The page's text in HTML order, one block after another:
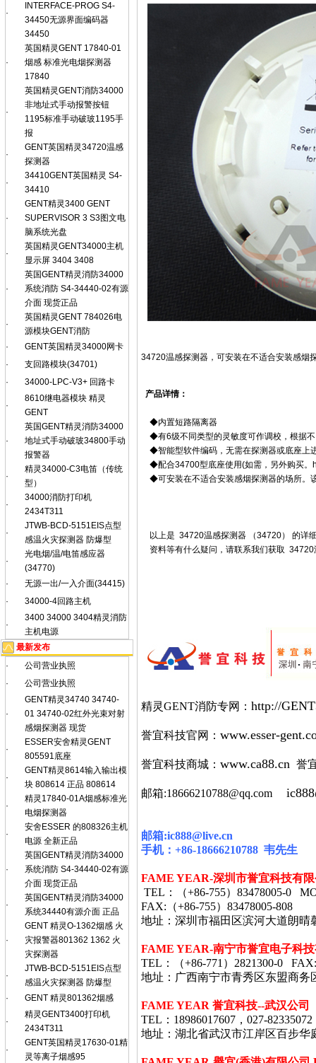
·
INTERFACE-PROG S4-
34450无源界面编码器
34450
·
英国精灵GENT 17840-01
烟感 标准光电烟探测器
17840
·
英国精灵GENT消防34000
非地址式手动报警按钮
1195标准手动破玻1195手
报
·
GENT英国精灵34720温感
探测器
·
34410GENT英国精灵 S4-
34410
·
GENT精灵3400 GENT
SUPERVISOR 3 S3图文电
脑系统光盘
·
英国精灵GENT34000主机
显示屏 3404 3408
·
英国GENT精灵消防34000
系统消防 S4-34440-02有源
介面 现货正品
·
英国精灵GENT 784026电
源模块GENT消防
·
GENT英国精灵34000网卡
·
支回路模块(34701)
·
34000-LPC-V3+ 回路卡
·
8610继电器模块 精灵
GENT
·
英国GENT精灵消防34000
地址式手动破玻34800手动
报警器
·
精灵34000-C3电笛（传统
型）
·
34000消防打印机
2434T311
·
JTWB-BCD-5151EIS点型
感温火灾探测器 防爆型
·
光电烟/温/电笛感应器
(34770)
·
无源一出/一入介面(34415)
·
34000-4回路主机
·
3400 34000 3404精灵消防
主机电源
最新发布
·
公司营业执照
·
公司营业执照
·
GENT精灵34740 34740-
01 34740-02红外光束对射
感烟探测器 现货
·
ESSER安舍精灵GENT
805591底座
·
GENT精灵8614输入输出模
块 808614 正品 808614
·
精灵17840-01A烟感标准光
电烟探测器
·
安舍ESSER 的808326主机
电源 全新正品
·
英国GENT精灵消防34000
系统消防 S4-34440-02有源
介面 现货正品
·
英国GENT精灵消防34000
系统34440有源介面 正品
·
GENT 精灵O-1362烟感 火
灾报警器801362 1362 火
灾探测器
·
JTWB-BCD-5151EIS点型
感温火灾探测器 防爆型
·
GENT 精灵801362烟感
·
精灵GENT3400打印机
2434T311
·
GENT英国精灵17630-01精
灵等离子烟感95
34720温感探测器，可安装在不适合安装感烟
产品详情：
◆内置短路隔离器
◆有6级不同类型的灵敏度可作调校，根据
◆智能型软件编码，无需在探测器或底座上
◆配合34700型底座使用(如需，另外购买。
◆可安装在不适合安装感烟探测器的场所。
以上是 34720温感探测器 （34720） 的详
资料等有什么疑问，请联系我们获取
精灵GENT消防专网： http://
誉宜科技官网： www.esser-
誉宜科技商城： www.ca88.cn 誉
邮箱:18666210788@qq.com
邮箱:ic888@live.cn
手机： +86-18666210788 韦先生
FAME YEAR-深圳市誉宜科技有
TEL ：（+86-755） 83478005-0
FAX: （+86-755） 83478005-808
地址：深圳市福田区滨河大道朗晴
FAME YEAR-南宁市誉宜电子科
TEL ：（+86-771 ） 2821300-0 FAX:
地址：广西南宁市青秀区东盟商务
FAME YEAR 誉宜科技--武汉公司
TEL：18986017607，027-82335072
地址：湖北省武汉市江岸区百步华